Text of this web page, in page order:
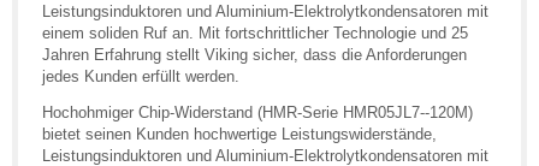
Leistungsinduktoren und Aluminium-Elektrolytkondensatoren mit
einem soliden Ruf an. Mit fortschrittlicher Technologie und 25
Jahren Erfahrung stellt Viking sicher, dass die Anforderungen
jedes Kunden erfüllt werden.
Hochohmiger Chip-Widerstand (HMR-Serie HMR05JL7--120M)
bietet seinen Kunden hochwertige Leistungswiderstände,
Leistungsinduktoren und Aluminium-Elektrolytkondensatoren mit